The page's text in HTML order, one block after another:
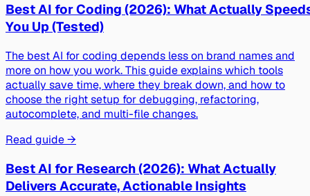
Best AI for Coding (2026): What Actually
You Up (Tested)
The best AI for coding depends less on brand names and
more on how you work. This guide explains which tools
actually save time, where they break down, and how to
choose the right setup for debugging, refactoring,
autocomplete, and multi-file changes.
Read guide →
Best AI for Research (2026): What Actually
Delivers Accurate, Actionable Insights